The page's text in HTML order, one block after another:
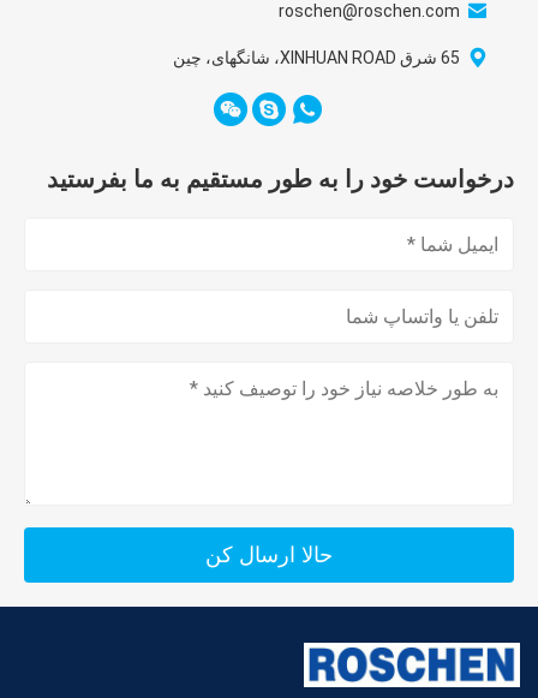
roschen@roschen.com
65 شرق XINHUAN ROAD، شانگهای، چین
درخواست خود را به طور مستقیم به ما بفرستید
حالا ارسال کن